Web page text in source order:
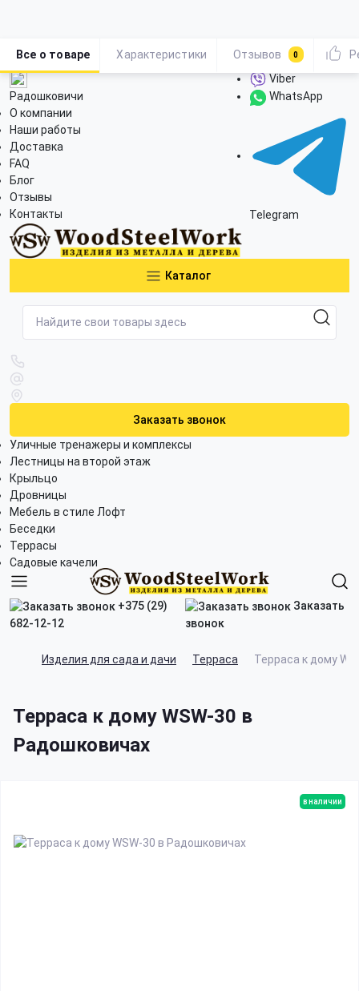
Радошковичи
О компании
Наши работы
Доставка
FAQ
Блог
Отзывы
Контакты
Viber
WhatsApp
Telegram
Каталог
Заказать звонок
Уличные тренажеры и комплексы
Лестницы на второй этаж
Крыльцо
Дровницы
Мебель в стиле Лофт
Беседки
Террасы
Садовые качели
+375 (29)
682-12-12
Заказать
звонок
Изделия для сада и дачи Терраса Терраса к дому
Терраса к дому WSW-30 в
Радошковичах
Все о товаре Характеристики Отзывов 0
в наличии